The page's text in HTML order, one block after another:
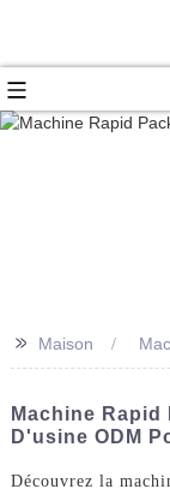
>> Maison
Machine
D'usine ODM
Découvrez la